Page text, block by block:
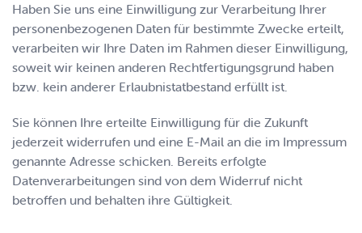
Haben Sie uns eine Einwilligung zur Verarbeitung Ihrer
personenbezogenen Daten für bestimmte Zwecke erteilt,
verarbeiten wir Ihre Daten im Rahmen dieser Einwilligung,
soweit wir keinen anderen Rechtfertigungsgrund haben
bzw. kein anderer Erlaubnistatbestand erfüllt ist.
Sie können Ihre erteilte Einwilligung für die Zukunft
jederzeit widerrufen und eine E-Mail an die im Impressum
genannte Adresse schicken. Bereits erfolgte
Datenverarbeitungen sind von dem Widerruf nicht
betroffen und behalten ihre Gültigkeit.